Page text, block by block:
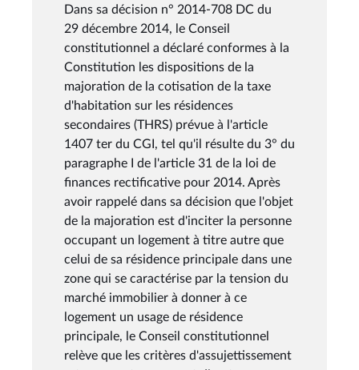
Dans sa décision n° 2014-708 DC du
29 décembre 2014, le Conseil
constitutionnel a déclaré conformes à la
Constitution les dispositions de la
majoration de la cotisation de la taxe
d'habitation sur les résidences
secondaires (THRS) prévue à l'article
1407 ter du CGI, tel qu'il résulte du 3° du
paragraphe I de l'article 31 de la loi de
finances rectificative pour 2014. Après
avoir rappelé dans sa décision que l'objet
de la majoration est d'inciter la personne
occupant un logement à titre autre que
celui de sa résidence principale dans une
zone qui se caractérise par la tension du
marché immobilier à donner à ce
logement un usage de résidence
principale, le Conseil constitutionnel
relève que les critères d'assujettissement